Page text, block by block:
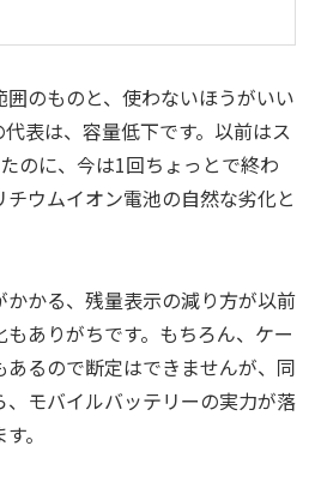
のものと、使わないほうがいい
表は、容量低下です。以前はス
のに、今は1回ちょっとで終わ
ウムイオン電池の自然な劣化と
かかる、残量表示の減り方が以前
ありがちです。もちろん、ケー
るので断定はできませんが、同
、モバイルバッテリーの実力が落
。